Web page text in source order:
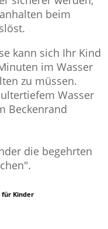
beim
kann sich Ihr Kind
im Wasser
zu müssen.
Wasser
Beckenrand
die begehrten
für Kinder